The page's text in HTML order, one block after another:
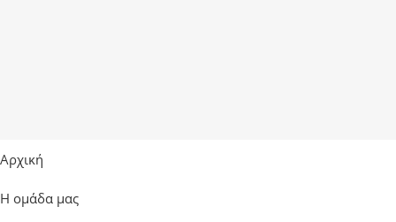
Αρχική
Η ομάδα μας